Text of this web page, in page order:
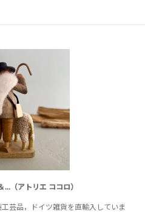
（アトリエ ココロ）
芸品，ドイツ雑貨を直輸入していま